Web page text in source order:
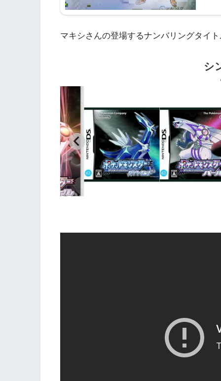
マキシさんの登場するナンバリングタイ
シ